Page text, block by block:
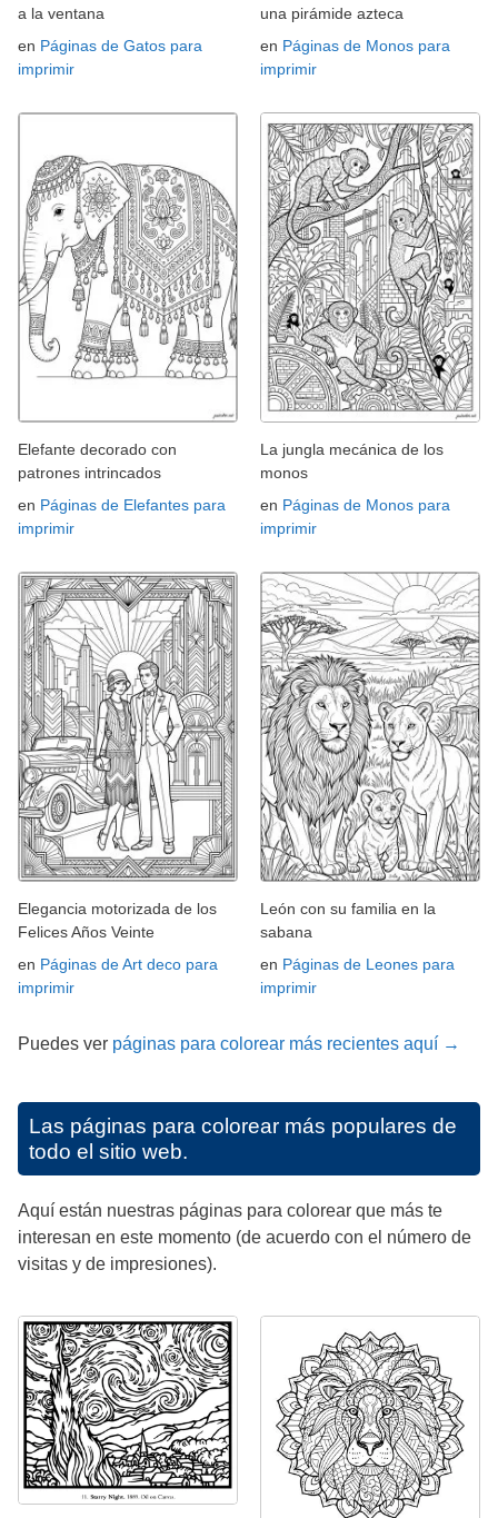
a la ventana
en Páginas de Gatos para
imprimir
una pirámide azteca
en Páginas de Monos para
imprimir
Elefante decorado con
patrones intrincados
en Páginas de Elefantes para
imprimir
La jungla mecánica de los
monos
en Páginas de Monos para
imprimir
Elegancia motorizada de los
Felices Años Veinte
en Páginas de Art deco para
imprimir
León con su familia en la
sabana
en Páginas de Leones para
imprimir
Puedes ver páginas para colorear más recientes aquí →
Las páginas para colorear más populares de
todo el sitio web.
Aquí están nuestras páginas para colorear que más te
interesan en este momento (de acuerdo con el número de
visitas y de impresiones).